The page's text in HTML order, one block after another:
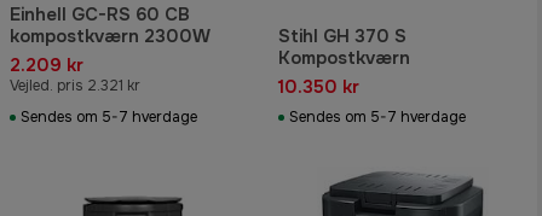
Einhell GC-RS 60 CB
kompostkværn 2300W
2.209 kr
Vejled. pris 2.321 kr
Sendes om 5-7 hverdage
Stihl GH 370 S
Kompostkværn
10.350 kr
Sendes om 5-7 hverdage